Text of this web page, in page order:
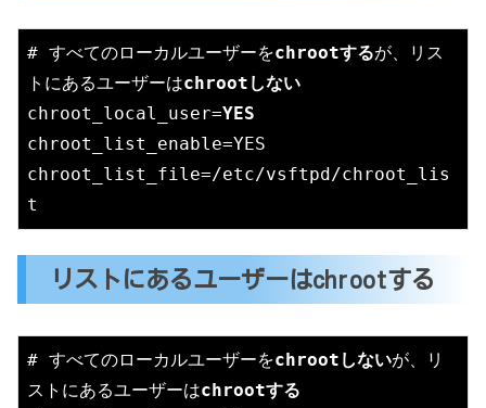
# すべてのローカルユーザーをchrootするが、リス
トにあるユーザーはchrootしない
chroot_local_user=YES
chroot_list_enable=YES
chroot_list_file=/etc/vsftpd/chroot_lis
t
リストにあるユーザーはchrootする
# すべてのローカルユーザーをchrootしないが、リ
ストにあるユーザーはchrootする